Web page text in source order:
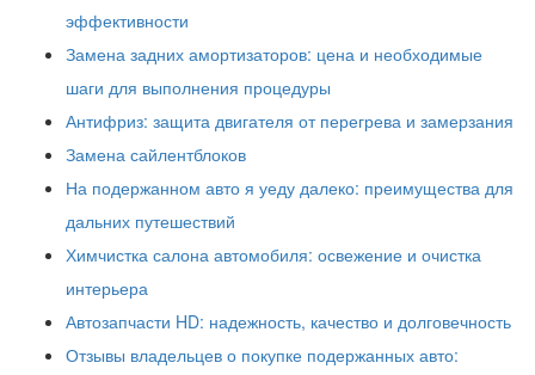
эффективности
Замена задних амортизаторов: цена и необходимые
шаги для выполнения процедуры
Антифриз: защита двигателя от перегрева и замерзания
Замена сайлентблоков
На подержанном авто я уеду далеко: преимущества для
дальних путешествий
Химчистка салона автомобиля: освежение и очистка
интерьера
Автозапчасти HD: надежность, качество и долговечность
Отзывы владельцев о покупке подержанных авто: